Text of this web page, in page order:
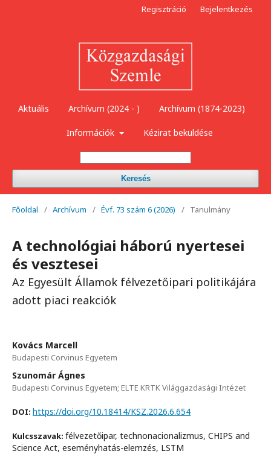
Aktuális Archívum (2024 - ) Archívum (1874-2023)
Információk Kézirat beküldése
Keresés
Regisztráció Bejelentkezés
Főoldal / Archívum / Évf. 73 szám 6 (2026) / Tanulmány
A technológiai háború nyertesei
és vesztesei
Az Egyesült Államok félvezetőipari politikájára
adott piaci reakciók
Kovács Marcell
Budapesti Corvinus Egyetem
Szunomár Ágnes
Budapesti Corvinus Egyetem; ELTE KRTK Világgazdasági Intézet
DOI: https://doi.org/10.18414/KSZ.2026.6.654
Kulcsszavak: félvezetőipar, technonacionalizmus, CHIPS and
Science Act, eseményhatás-elemzés, LSTM